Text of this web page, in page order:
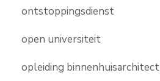
ontstoppingsdienst
open universiteit
opleiding binnenhuisarchitect